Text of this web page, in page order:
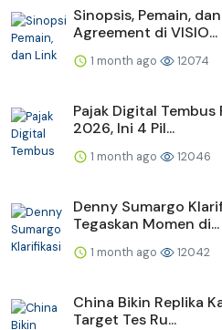
Sinopsis, Pemain,
Agreement di VISIO...
1 month ago 12074
Pajak Digital
2026, Ini 4 Pil...
1 month ago 12046
Denny Sumargo
Tegaskan Momen di...
1 month ago 12042
China Bikin Replika
Target Tes Ru...